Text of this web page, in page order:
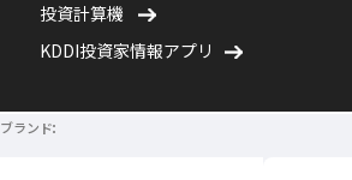
投資計算機
KDDI投資家情報アプリ
ブランド